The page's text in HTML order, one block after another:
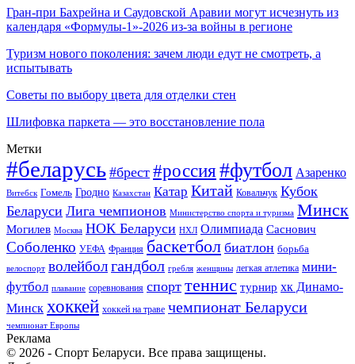
Гран-при Бахрейна и Саудовской Аравии могут исчезнуть из
календаря «Формулы-1»-2026 из-за войны в регионе
Туризм нового поколения: зачем люди едут не смотреть, а
испытывать
Советы по выбору цвета для отделки стен
Шлифовка паркета — это восстановление пола
Метки
#беларусь #брест #россия#футбол Азаренко
Витебск Гомель Гродно Казахстан Катар Китай Ковальчук Кубок
Беларуси Лига чемпионов Министерство спорта и туризма Минск
Могилев Москва НОК Беларуси НХЛ Олимпиада Саснович
Соболенко УЕФА Франция баскетбол биатлон борьба
велоспорт волейболгандбол гребля женщины легкая атлетика мини-
футбол плавание соревнования спорт теннис турнир хк Динамо-
Минск хоккей хоккей на траве чемпионат Беларуси
чемпионат Европы
Реклама
© 2026 - Спорт Беларуси. Все права защищены.